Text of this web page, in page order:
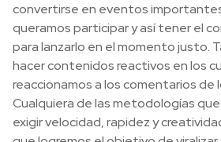
convertirse en eventos
queramos participar y así tener el
para lanzarlo en el momento justo.
hacer contenidos reactivos en los
reaccionamos a los comentarios de
Cualquiera de las metodologías
exigir velocidad, rapidez y